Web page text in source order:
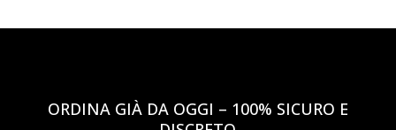
ORDINA GIÀ DA OGGI – 100% SICURO E